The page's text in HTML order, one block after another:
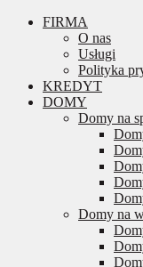
FIRMA
O nas
Usługi
Polityka
KREDYT
DOMY
Domy na
Domy na